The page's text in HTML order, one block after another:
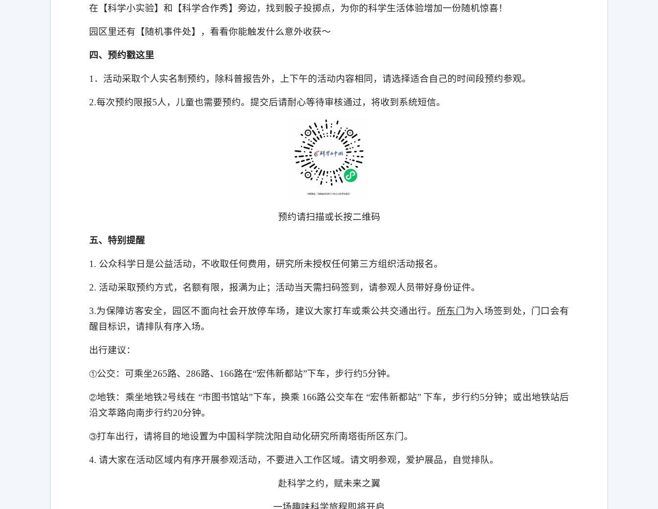
在【科学小实验】和【科学合作秀】旁边，找到骰子投掷点，为你的科学生活体验增加一份随机惊喜！
园区里还有【随机事件处】，看看你能触发什么意外收获～
四、预约戳这里
1 ．活动采取个人实名制预约，除科普报告外，上下午的活动内容相同，请选择适合自己的时间段预约参观。
2.每次预约限报5人，儿童也需要预约。提交后请耐心等待审核通过，将收到系统短信。
预约请扫描或长按二维码
五、特别提醒
1. 公众科学日是公益活动，不收取任何费用，研究所未授权任何第三方组织活动报名。
2. 活动采取预约方式，名额有限，报满为止；活动当天需扫码签到，请参观人员带好身份证件。
3.为保障访客安全，园区不面向社会开放停车场，建议大家打车或乘公共交通出行。 所东门为入场签到处，门口会有
醒目标识，请排队有序入场。
出行建议：
①公交：可乘坐265路、 286路、 166路在“宏伟新都站”下车，步行约5分钟。
②地铁：乘坐地铁2号线在 “市图书馆站”下车，换乘 166路公交车在 “宏伟新都站” 下车，步行约5分钟；或出地铁站后
沿文萃路向南步行约20分钟。
③打车出行，请将目的地设置为中国科学院沈阳自动化研究所南塔街所区东门。
4. 请大家在活动区域内有序开展参观活动，不要进入工作区域。请文明参观，爱护展品，自觉排队。
赴科学之约，赋未来之翼
一场趣味科学旅程即将开启